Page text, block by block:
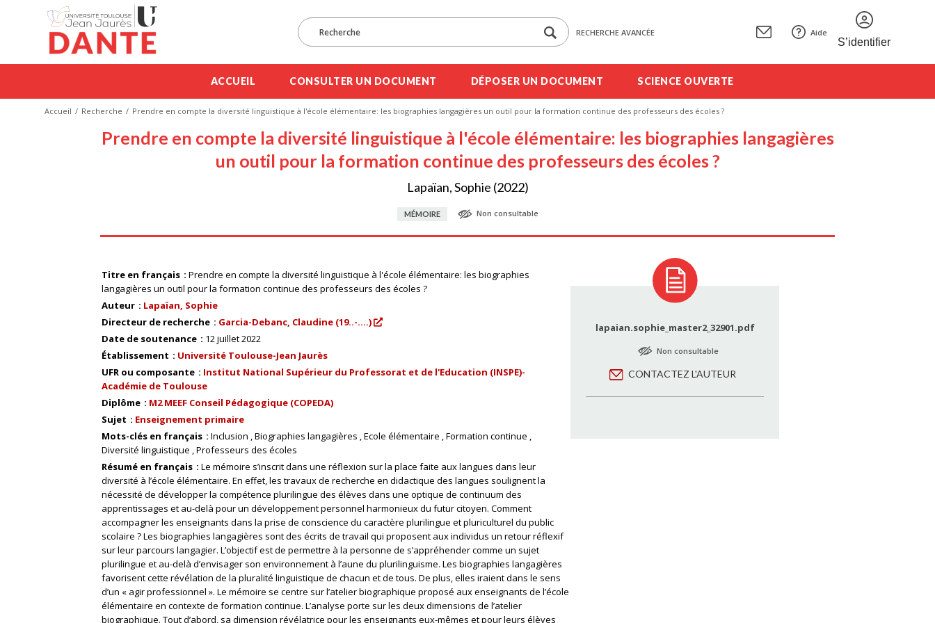
RECHERCHE AVANCÉE Aide
S’identifier
ACCUEIL CONSULTER UN DOCUMENT DÉPOSER UN DOCUMENT SCIENCE OUVERTE
Accueil Recherche Prendre en compte la diversité linguistique à l'école élémentaire: les biographies langagières un outil pour la formation continue des professeurs des écoles ?
Prendre en compte la diversité linguistique à l'école élémentaire: les biographies langagières
un outil pour la formation continue des professeurs des écoles ?
Lapaïan, Sophie (2022)
MÉMOIRE Non consultable
Titre en français
Prendre en compte la diversité linguistique à l'école élémentaire: les biographies
langagières un outil pour la formation continue des professeurs des écoles ?
Auteur
Lapaïan, Sophie
Directeur de recherche
Garcia-Debanc, Claudine (19..-....)
Date de soutenance
12 juillet 2022
Établissement
Université Toulouse-Jean Jaurès
UFR ou composante
Institut National Supérieur du Professorat et de l'Education (INSPE)-
Académie de Toulouse
Diplôme
M2 MEEF Conseil Pédagogique (COPEDA)
Sujet
Enseignement primaire
Mots-clés en français
Inclusion Biographies langagières Ecole élémentaire Formation continue
Diversité linguistique Professeurs des écoles
Résumé en français
Le mémoire s’inscrit dans une réflexion sur la place faite aux langues dans leur
diversité à l’école élémentaire. En effet, les travaux de recherche en didactique des langues soulignent la
nécessité de développer la compétence plurilingue des élèves dans une optique de continuum des
apprentissages et au-delà pour un développement personnel harmonieux du futur citoyen. Comment
accompagner les enseignants dans la prise de conscience du caractère plurilingue et pluriculturel du public
scolaire ? Les biographies langagières sont des écrits de travail qui proposent aux individus un retour réflexif
sur leur parcours langagier. L’objectif est de permettre à la personne de s’appréhender comme un sujet
plurilingue et au-delà d’envisager son environnement à l’aune du plurilinguisme. Les biographies langagières
favorisent cette révélation de la pluralité linguistique de chacun et de tous. De plus, elles iraient dans le sens
d’un « agir professionnel ». Le mémoire se centre sur l’atelier biographique proposé aux enseignants de l’école
élémentaire en contexte de formation continue. L’analyse porte sur les deux dimensions de l’atelier
biographique. Tout d’abord, sa dimension révélatrice pour les enseignants eux-mêmes et pour leurs élèves
lapaian.sophie_master2_32901.pdf
Non consultable
CONTACTEZ L'AUTEUR